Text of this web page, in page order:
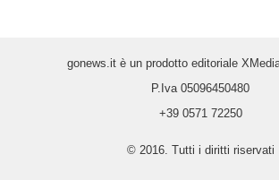
gonews.it è un prodotto editoriale
P.Iva 05096450480
+39 0571 72250
© 2016. Tutti i diritti riservati